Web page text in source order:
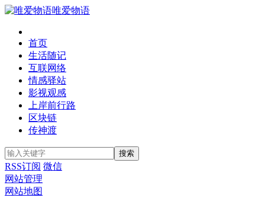
唯爱物语
首页
生活随记
互联网络
情感驿站
影视观感
上岸前行路
区块链
传神渡
RSS订阅 微信
网站管理
网站地图